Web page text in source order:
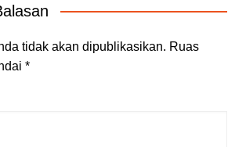
tidak akan dipublikasikan. Ruas
*